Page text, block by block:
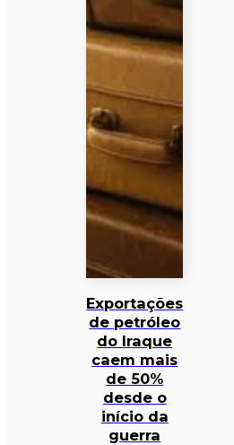
Exportações
de petróleo
do Iraque
caem mais
de 50%
desde o
início da
guerra